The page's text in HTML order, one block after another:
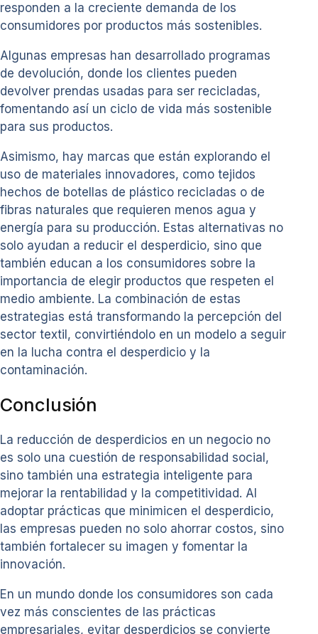
responden a la creciente demanda de los
consumidores por productos más sostenibles.
Algunas empresas han desarrollado programas
de devolución, donde los clientes pueden
devolver prendas usadas para ser recicladas,
fomentando así un ciclo de vida más sostenible
para sus productos.
Asimismo, hay marcas que están explorando el
uso de materiales innovadores, como tejidos
hechos de botellas de plástico recicladas o de
fibras naturales que requieren menos agua y
energía para su producción. Estas alternativas no
solo ayudan a reducir el desperdicio, sino que
también educan a los consumidores sobre la
importancia de elegir productos que respeten el
medio ambiente. La combinación de estas
estrategias está transformando la percepción del
sector textil, convirtiéndolo en un modelo a seguir
en la lucha contra el desperdicio y la
contaminación.
Conclusión
La reducción de desperdicios en un negocio no
es solo una cuestión de responsabilidad social,
sino también una estrategia inteligente para
mejorar la rentabilidad y la competitividad. Al
adoptar prácticas que minimicen el desperdicio,
las empresas pueden no solo ahorrar costos, sino
también fortalecer su imagen y fomentar la
innovación.
En un mundo donde los consumidores son cada
vez más conscientes de las prácticas
empresariales, evitar desperdicios se convierte